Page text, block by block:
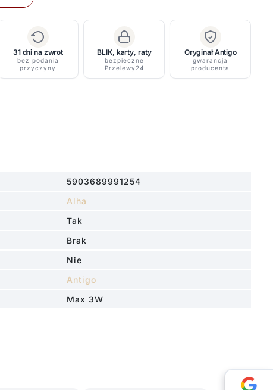
31 dni na zwrot
bez podania
przyczyny
BLIK, karty, raty
bezpieczne
Przelewy24
Oryginał Antigo
gwarancja
producenta
5903689991254
Alha
Tak
Brak
Nie
Antigo
Max 3W